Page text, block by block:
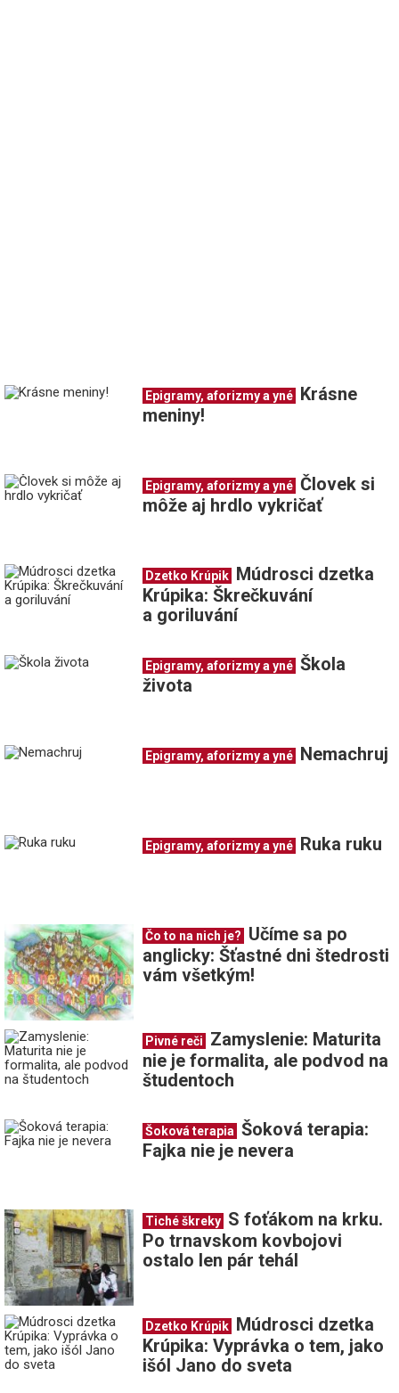
Epigramy, aforizmy a yné Krásne
meniny!
Epigramy, aforizmy a yné Človek si
môže aj hrdlo vykričať
Dzetko Krúpik Múdrosci dzetka
Krúpika: Škrečkuvání
a goriluvání
Epigramy, aforizmy a yné Škola
života
Epigramy, aforizmy a yné Nemachruj
Epigramy, aforizmy a yné Ruka ruku
Čo to na nich je?
Učíme sa po
anglicky: Šťastné dni štedrosti
vám všetkým!
Pivné reči
Zamyslenie: Maturita
nie je formalita, ale podvod na
študentoch
Šoková terapia Šoková terapia:
Fajka nie je nevera
Tiché škreky S foťákom na krku.
Po trnavskom kovbojovi
ostalo len pár tehál
Dzetko Krúpik
Múdrosci dzetka
Krúpika: Vyprávka o tem, jako
išól Jano do sveta